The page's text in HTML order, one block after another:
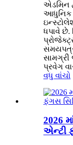
એડમિન
આધુનિક
ધપાવે છે.
પ્રવેગ
વધુ વાંચો
2026
એન્ટી